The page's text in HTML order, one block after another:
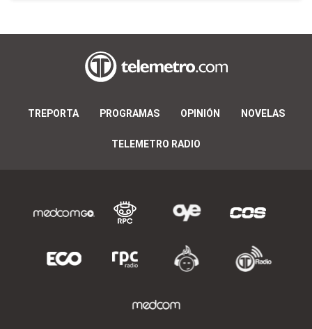
TREPORTA PROGRAMAS OPINIÓN NOVELAS
TELEMETRO RADIO